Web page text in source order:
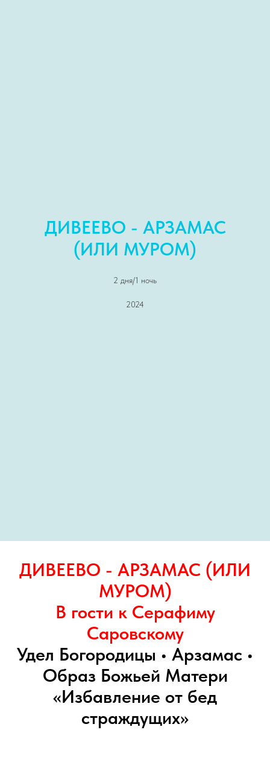
ДИВЕЕВО - АРЗАМАС
(ИЛИ МУРОМ)
2 дня/1 ночь
2024
ДИВЕЕВО - АРЗАМАС (ИЛИ
МУРОМ)
В гости к Серафиму
Саровскому
Удел Богородицы • Арзамас •
Образ Божьей Матери
«Избавление от бед
страждущих»